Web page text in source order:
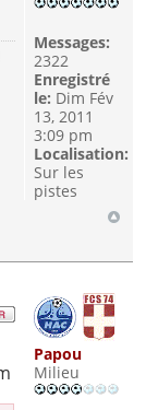
Messages:
2322
Enregistré
le: Dim Fév
13, 2011
3:09 pm
Localisation:
Sur les
pistes
Papou
Milieu